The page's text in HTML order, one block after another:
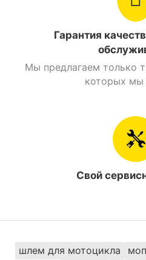
Гарантия
Мы предлагаем только
которых мы
Свой
шлем для мотоцикла